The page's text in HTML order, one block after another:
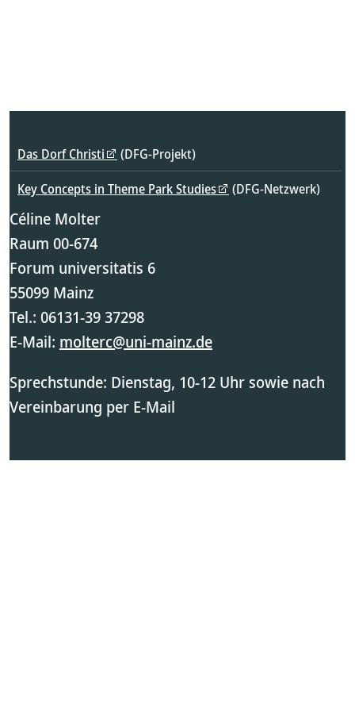
Das Dorf Christi
(DFG-Projekt)
Key Concepts in Theme Park Studies
(DFG-Netzwerk)
Céline Molter
Raum 00-674
Forum universitatis 6
55099 Mainz
Tel.: 06131-39 37298
E-Mail: molterc@uni-mainz.de
Sprechstunde: Dienstag, 10-12 Uhr sowie nach
Vereinbarung per E-Mail